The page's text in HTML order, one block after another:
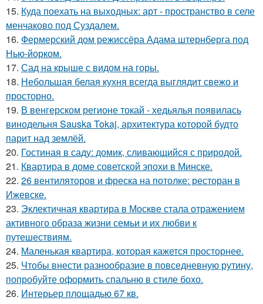
15. Куда поехать на выходных: арт - пространство в селе
менчаково под Суздалем.
16. Фермерский дом режиссёра Адама штернберга под
Нью-йорком.
17. Сад на крыше с видом на горы.
18. Небольшая белая кухня всегда выглядит свежо и
просторно.
19. В венгерском регионе токай - хедьялья появилась
винодельня Sauska Tokaj, архитектура которой будто
парит над землёй.
20. Гостиная в саду: домик, сливающийся с природой.
21. Квартира в доме советской эпохи в Минске.
22. 26 вентиляторов и фреска на потолке: ресторан в
Ижевске.
23. Эклектичная квартира в Москве стала отражением
активного образа жизни семьи и их любви к
путешествиям.
24. Маленькая квартира, которая кажется просторнее.
25. Чтобы внести разнообразие в повседневную рутину,
попробуйте оформить спальню в стиле бохо.
26. Интерьер площадью 67 кв.